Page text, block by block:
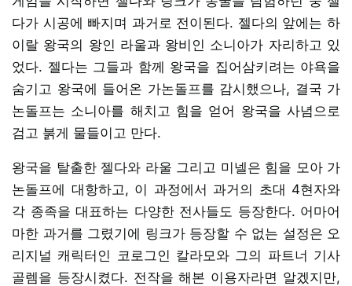
다가 시공에 빠지며 과거로 전이된다. 젤다의 앞에는 하
이랄 왕국의 왕인 라울과 왕비인 소니아가 자리하고 있
었다. 젤다는 그들과 함께 왕국을 집어삼키려는 야욕을
숨기고 왕국에 들어온 가논돌프를 감시했으나, 결국 가
논돌프는 소니아를 해치고 힘을 얻어 왕국을 사념으로
검고 붉게 물들이고 만다.
왕국을 탈출한 젤다와 라울 그리고 미넬은 힘을 모아 가
논돌프에 대항하고, 이 과정에서 과거의 초대 4현자와
각 종족을 대표하는 다양한 전사들도 등장한다. 어마어
마한 과거를 그렸기에 링크가 등장할 수 없는 설정은 오
리지널 캐릭터인 코로그인 칼라모와 그의 파트너 기사
골렘을 등장시켰다. 전작을 해본 이용자라면 알겠지만,